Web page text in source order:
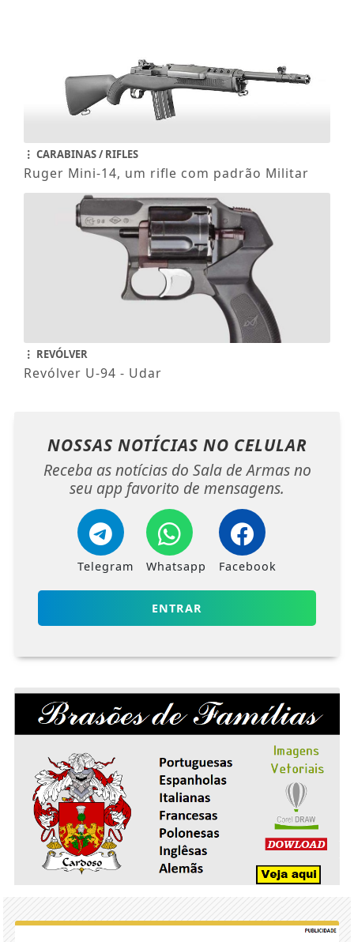
CARABINAS / RIFLES
Ruger Mini-14, um rifle com padrão Militar
REVÓLVER
Revólver U-94 - Udar
NOSSAS NOTÍCIAS NO CELULAR
Receba as notícias do Sala de Armas no
seu app favorito de mensagens.
Telegram Whatsapp Facebook
ENTRAR